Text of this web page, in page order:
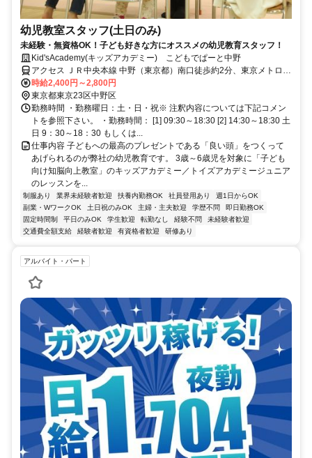
幼児教室スタッフ(土日のみ)
未経験・無資格OK！子ども好きな方にオススメの幼児教育スタッフ！
Kid'sAcademy(キッズアカデミー) こどもでぱーと中野
アクセス ＪＲ中央本線 中野（東京都）南口徒歩約2分、東京メトロ東
西線 中野（東京都）南口徒歩約2分、東京メトロ丸ノ内線 新中野4番
口徒歩約12分
時給2,400円～2,800円
東京都東京23区中野区
勤務時間 ・勤務曜日：土・日・祝※ 注釈内容については下記コメン
トを参照下さい。 ・勤務時間： [1] 09:30～18:30 [2] 14:30～18:30 土
日 9：30～18：30 もしくは...
仕事内容 子どもへの最高のプレゼントである「良い頭」をつくって
あげられるのが弊社の幼児教育です。 3歳～6歳児を対象に「子ども
向け知脳向上教室」のキッズアカデミー／トイズアカデミージュニア
のレッスンを...
制服あり 業界未経験者歓迎 扶養内勤務OK 社員登用あり
週1日からOK
副業・WワークOK
土日祝のみOK 主婦・主夫歓迎 学歴不問
即日勤務OK
固定時間制
平日のみOK 学生歓迎 転勤なし 経験不問
未経験者歓迎
交通費全額支給
経験者歓迎 有資格者歓迎 研修あり
アルバイト・パート